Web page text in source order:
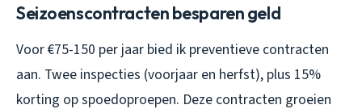
Seizoenscontracten besparen geld
Voor €75-150 per jaar bied ik preventieve contracten
aan. Twee inspecties (voorjaar en herfst), plus 15%
korting op spoedoproepen. Deze contracten groeien